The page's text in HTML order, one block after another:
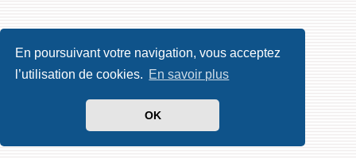
En poursuivant votre navigation, vous acceptez
l’utilisation de cookies. En savoir plus
OK